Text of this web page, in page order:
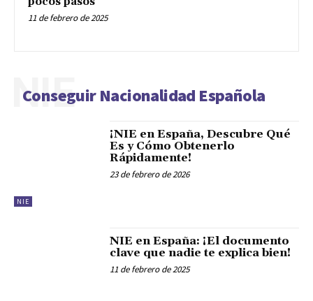
11 de febrero de 2025
Conseguir Nacionalidad Española
NIE
NIE
¡NIE en España, Descubre Qué
Es y Cómo Obtenerlo
Rápidamente!
23 de febrero de 2026
NIE en España: ¡El documento
clave que nadie te explica bien!
11 de febrero de 2025